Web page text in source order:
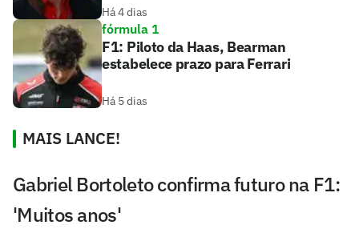
Há 4 dias
fórmula 1
F1: Piloto da Haas, Bearman
estabelece prazo para Ferrari
Há 5 dias
MAIS LANCE!
Gabriel Bortoleto confirma futuro na F1:
'Muitos anos'